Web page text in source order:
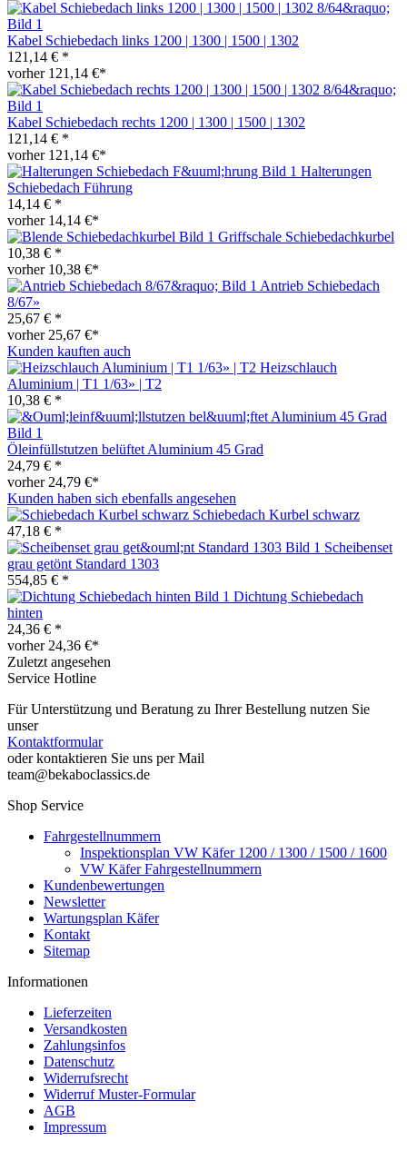
Kabel Schiebedach links 1200 | 1300 | 1500 | 1302
121,14 € *
vorher 121,14 €*
Kabel Schiebedach rechts 1200 | 1300 | 1500 | 1302
121,14 € *
vorher 121,14 €*
Halterungen
Schiebedach Führung
14,14 € *
vorher 14,14 €*
Griffschale Schiebedachkurbel
10,38 € *
vorher 10,38 €*
Antrieb Schiebedach
8/67»
25,67 € *
vorher 25,67 €*
Kunden kauften auch
Heizschlauch
Aluminium | T1 1/63» | T2
10,38 € *
Öleinfüllstutzen belüftet Aluminium 45 Grad
24,79 € *
vorher 24,79 €*
Kunden haben sich ebenfalls angesehen
Schiebedach Kurbel schwarz
47,18 € *
Scheibenset
grau getönt Standard 1303
554,85 € *
Dichtung Schiebedach
hinten
24,36 € *
vorher 24,36 €*
Zuletzt angesehen
Service Hotline
Für Unterstützung und Beratung zu Ihrer Bestellung nutzen Sie
unser
Kontaktformular
oder kontaktieren Sie uns per Mail
team@bekaboclassics.de
Shop Service
Fahrgestellnummern
Inspektionsplan VW Käfer 1200 / 1300 / 1500 / 1600
VW Käfer Fahrgestellnummern
Kundenbewertungen
Newsletter
Wartungsplan Käfer
Kontakt
Sitemap
Informationen
Lieferzeiten
Versandkosten
Zahlungsinfos
Datenschutz
Widerrufsrecht
Widerruf Muster-Formular
AGB
Impressum